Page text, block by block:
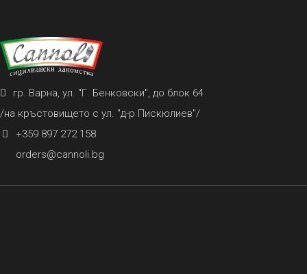
гр. Варна, ул. "Г. Бенковски", до блок 64
/на кръстовището с ул. "д-р Пискюлиев"/
+359 897 272 158
orders@cannoli.bg